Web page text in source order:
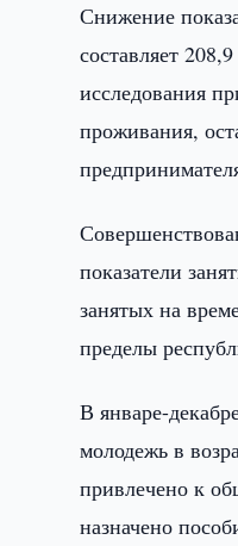
Снижение
составляет
исследования
проживания,
показатели
занятых на
пределы
В январе-
молодежь в
привлечено к
назначено